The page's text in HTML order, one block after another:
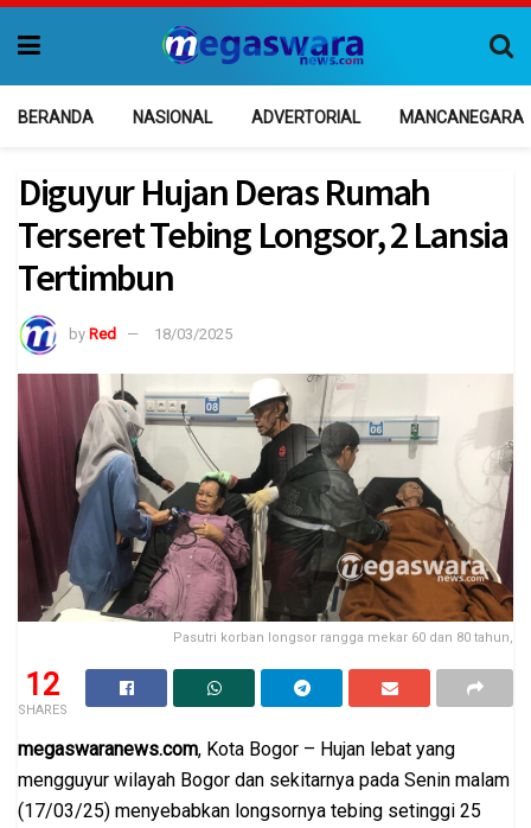
BERANDA NASIONAL ADVERTORIAL MANCANEGARA
Diguyur Hujan Deras Rumah
Terseret Tebing Longsor, 2 Lansia
Tertimbun
by Red 18/03/2025
Pasutri korban longsor rangga mekar 60 dan 80 tahun,
12
SHARES
megaswaranews.com, Kota Bogor – Hujan lebat yang
mengguyur wilayah Bogor dan sekitarnya pada Senin malam
(17/03/25) menyebabkan longsornya tebing setinggi 25